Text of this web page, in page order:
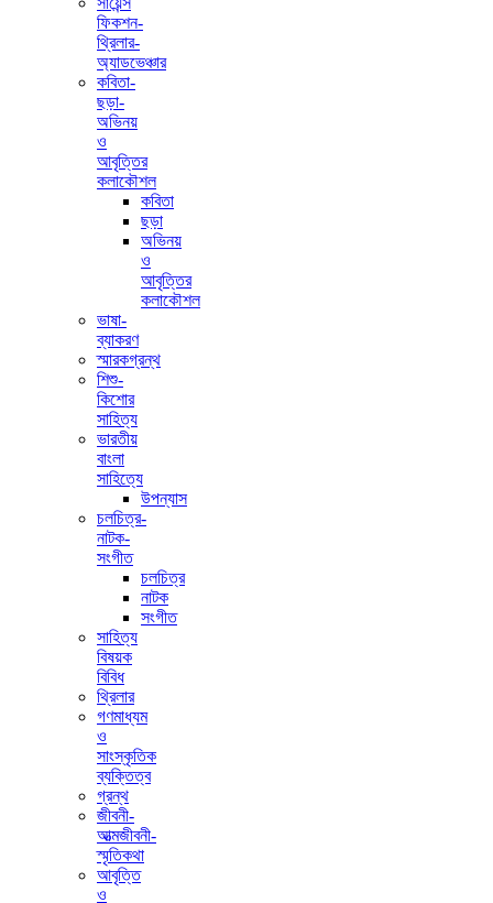
ফিকশন-
থ্রিলার-
অ্যাডভেঞ্চার
কবিতা-
ছড়া-
অভিনয়
ও
আবৃত্তির
কলাকৌশল
কবিতা
ছড়া
অভিনয়
ও
আবৃত্তির
কলাকৌশল
ভাষা-
ব্যাকরণ
স্মারকগ্রন্থ
শিশু-
কিশোর
সাহিত্য
ভারতীয়
বাংলা
সাহিত্যে
উপন্যাস
চলচিত্র-
নাটক-
সংগীত
চলচিত্র
নাটক
সংগীত
সাহিত্য
বিষয়ক
বিবিধ
থ্রিলার
গণমাধ্যম
ও
সাংস্কৃতিক
ব্যক্তিত্ব
গ্রন্থ
জীবনী-
আত্মজীবনী-
স্মৃতিকথা
আবৃত্তি
ও